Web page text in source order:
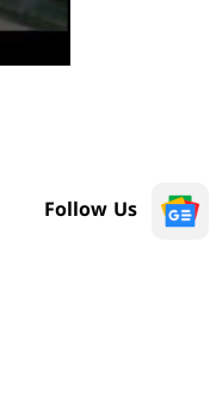
Follow Us